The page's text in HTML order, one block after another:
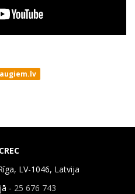
LV-1046, Latvija
- 25 676 743